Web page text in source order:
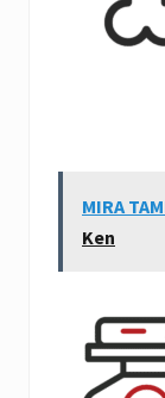
MIRA
Ken